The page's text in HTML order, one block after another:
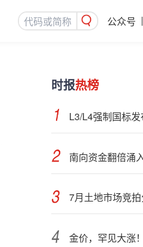
公众号
时报热榜
南向资金翻倍涌
金价，罕见大涨！